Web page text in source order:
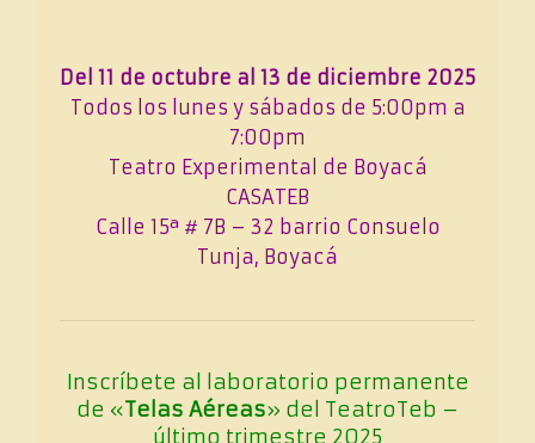
Del 11 de octubre al 13 de diciembre 2025
Todos los lunes y sábados de 5:00pm a
7:00pm
Teatro Experimental de Boyacá
CASATEB
Calle 15ª # 7B – 32 barrio Consuelo
Tunja, Boyacá
Inscríbete al laboratorio permanente
de «Telas Aéreas» del TeatroTeb –
último trimestre 2025